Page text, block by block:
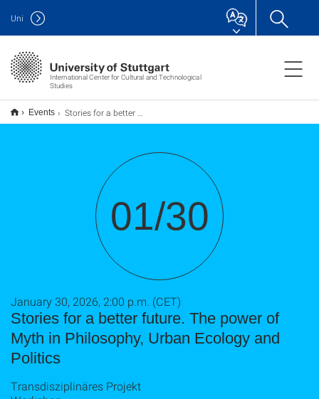
International Center for Cultural and Technological
Studies
Uni
Events Stories for a better future. The power of Myth in Philosophy, Urban Ecology and Politics
01/30
Stories for a better future. The power of
Myth in Philosophy, Urban Ecology and
Politics
January 30, 2026, 2:00 p.m. (CET)
Transdisziplinäres Projekt